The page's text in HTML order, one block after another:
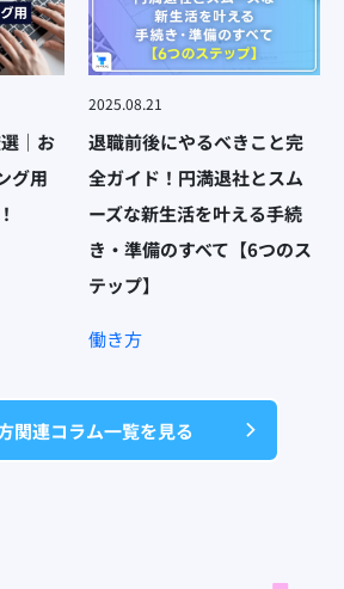
｜お
グ用
2025.08.21
退職前後にやるべきこと完
全ガイド！円満退社とスム
ーズな新生活を叶える手続
き・準備のすべて【6つのス
テップ】
働き方
関連コラム一覧を見る